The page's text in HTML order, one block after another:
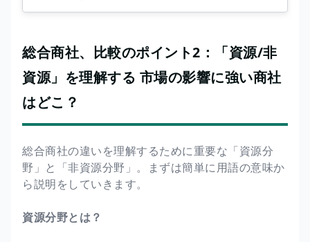
総合商社、比較のポイント2：「資源/非
資源」を理解する 市場の影響に強い商社
はどこ？
総合商社の違いを理解するために重要な「資源分
野」と「非資源分野」。まずは簡単に用語の意味か
ら説明をしていきます。
資源分野とは？